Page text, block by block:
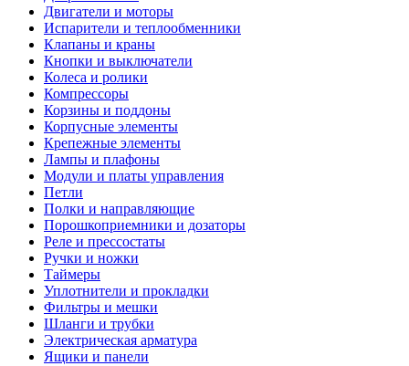
Двигатели и моторы
Испарители и теплообменники
Клапаны и краны
Кнопки и выключатели
Колеса и ролики
Компрессоры
Корзины и поддоны
Корпусные элементы
Крепежные элементы
Лампы и плафоны
Модули и платы управления
Петли
Полки и направляющие
Порошкоприемники и дозаторы
Реле и прессостаты
Ручки и ножки
Таймеры
Уплотнители и прокладки
Фильтры и мешки
Шланги и трубки
Электрическая арматура
Ящики и панели